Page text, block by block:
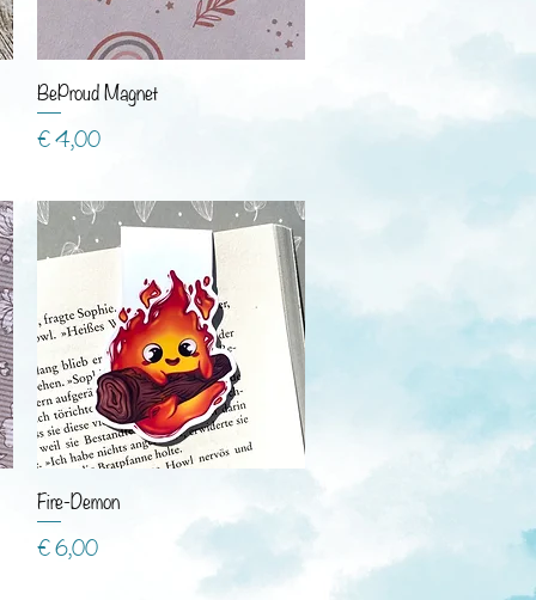
BeProud Magnet
Preis
€ 4,00
Fire-Demon
Preis
€ 6,00